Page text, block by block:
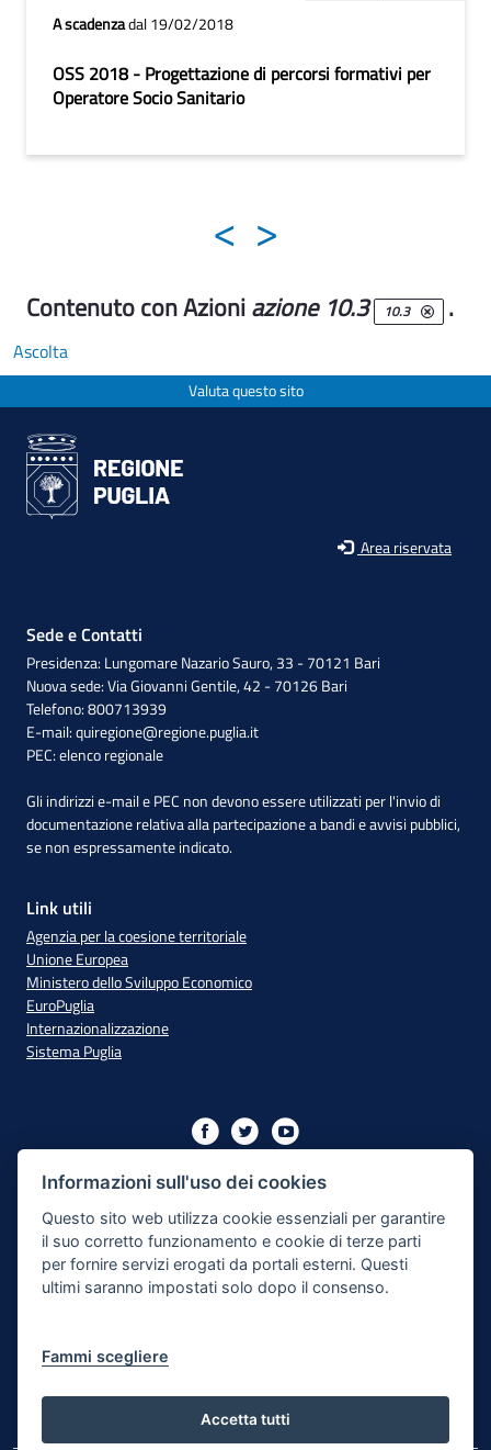
A scadenzadal 19/02/2018
OSS 2018 - Progettazione di percorsi formativi per
Operatore Socio Sanitario
< >
Contenuto con Azioniazione 10.3 10.3 .
Ascolta
Valuta questo sito
Area riservata
Sede e Contatti
Presidenza: Lungomare Nazario Sauro, 33 - 70121 Bari
Nuova sede: Via Giovanni Gentile, 42 - 70126 Bari
Telefono: 800713939
E-mail:quiregione@regione.puglia.it
PEC:elenco regionale
Gli indirizzi e-mail e PEC non devono essere utilizzati per l'invio di
documentazione relativa alla partecipazione a bandi e avvisi pubblici,
se non espressamente indicato.
Link utili
Agenzia per la coesione territoriale
Unione Europea
Ministero dello Sviluppo Economico
EuroPuglia
Internazionalizzazione
Sistema Puglia
XIII
Dichiarazione di Accessibilità
Note Legali
Informazioni sull'uso dei cookies
Questo sito web utilizza cookie essenziali per garantire
il suo corretto funzionamento e cookie di terze parti
per fornire servizi erogati da portali esterni. Questi
ultimi saranno impostati solo dopo il consenso.
Fammi scegliere
Accetta tutti